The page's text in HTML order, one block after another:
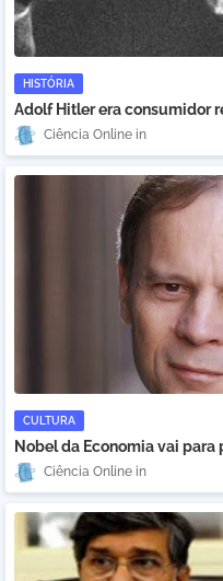
HISTÓRIA
Adolf Hitler era consumidor
Ciência Online
CULTURA
Nobel da Economia vai para
Ciência Online